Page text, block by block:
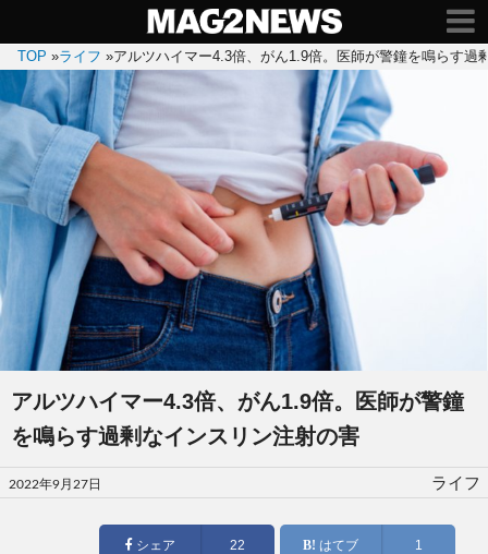
TOP »ライフ »アルツハイマー4.3倍、がん1.9倍。医師が警鐘を鳴らす過
アルツハイマー4.3倍、がん1.9倍。医師が警鐘
を鳴らす過剰なインスリン注射の害
投
稿
2022年9月27日 ライフ
シェア 22 はてブ 1